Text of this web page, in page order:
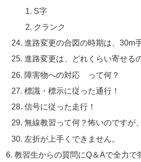
S字
クランク
進路変更の合図の時期は、30m
進路変更は、どれくらい寄せる
障害物への対応 って何？
標識・標示に従った通行！
信号に従った走行！
無線教習って何？怖いのですが
左折が上手くできません。
教習生からの質問にQ＆Aで全力で